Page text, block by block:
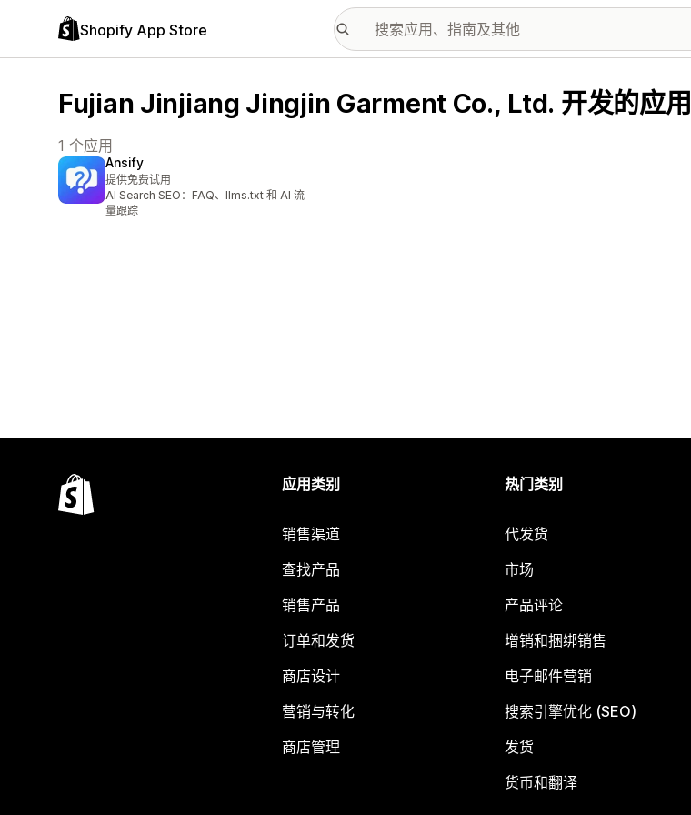
Shopify App Store
Fujian Jinjiang Jingjin Garment Co., Ltd. 开发的应用
1 个应用
Ansify
提供免费试用
AI Search SEO：FAQ、llms.txt 和 AI 流
量跟踪
应用类别
销售渠道
查找产品
销售产品
订单和发货
商店设计
营销与转化
商店管理
热门类别
代发货
市场
产品评论
增销和捆绑销售
电子邮件营销
搜索引擎优化 (SEO)
发货
货币和翻译